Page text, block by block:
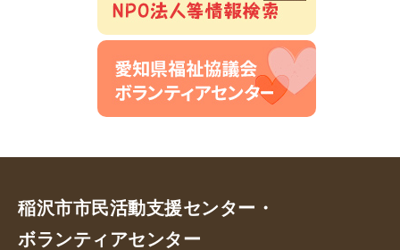
稲沢市市民活動支援センター・
ボランティアセンター